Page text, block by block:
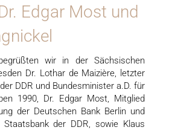
Edgar Most und
wir in der Sächsischen
Dr. Lothar de Maizière, letzter
DDR und Bundesminister a.D. für
1990, Dr. Edgar Most, Mitglied
der Deutschen Bank Berlin und
Staatsbank der DDR, sowie Klaus